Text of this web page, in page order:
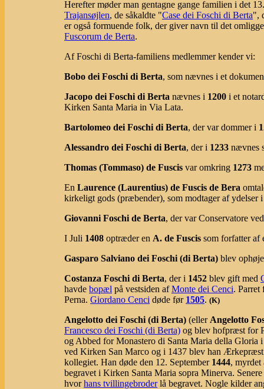
Herefter møder man gentagne gange familien i det
Trajansøjlen, de såkaldte "Case dei Foschi di Berta",
er også formuende folk, der giver navn til det
Fuscorum de Berta.
Af Foschi di Berta-familiens medlemmer kender vi:
Bobo dei Foschi di Berta, som nævnes i et
Jacopo dei Foschi di Berta nævnes i 1200 i et
Kirken Santa Maria in Via Lata.
Bartolomeo dei Foschi di Berta, der var dommer i
Alessandro dei Foschi di Berta, der i 1233 nævnes
Thomas (Tommaso) de Fuscis var omkring 1273
En Laurence (Laurentius) de Fuscis de Bera
kirkeligt gods (præbender), som modtager af
Giovanni Foschi de Berta, der var Conservatore
I Juli 1408 optræder en A. de Fuscis som forfatter af
Gasparo Salviano dei Foschi (di Berta) blev
Costanza Foschi di Berta, der i 1452 blev gift med
havde bopæl på vestsiden afMonte dei Cenci. Parret
Perna. Giordano Cenci døde før 1505. (K)
Angelotto dei Foschi (di Berta) (eller Angelotto
Francesco dei Foschi (di Berta) og blev hofpræst for
og Abbed for Monastero di Santa Maria della Gloria
ved Kirken San Marco og i 1437 blev han
kollegiet. Han døde den 12. September 1444, myrdet
begravet i Kirken Santa Maria sopra Minerva.
hvorhans tvillingebroderlå begravet. Nogle kilder